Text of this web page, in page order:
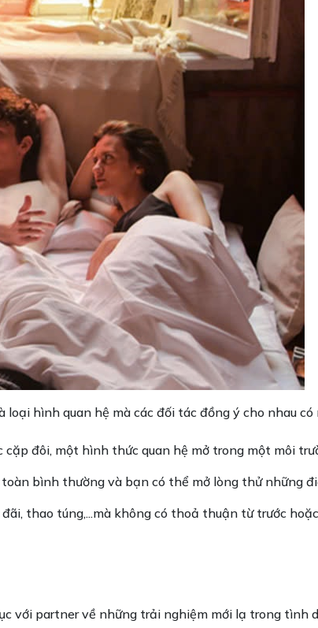
loại hình quan hệ mà các đối tác đồng ý cho nhau
cặp đôi, một hình thức quan hệ mở trong một môi
bình thường và bạn có thể mở lòng thử những
thao túng,...mà không có thoả thuận từ trước
với partner về những trải nghiệm mới lạ trong tình